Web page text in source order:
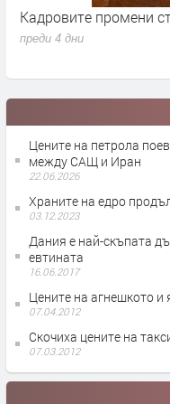
Кадровите промени
преди 4 дни
Цените на петрола
между САЩ и Иран
22.06.2026
Храните на едро
03.12.2023
Дания е най-скъпата
евтината
16.06.2017
Цените на агнешкото и
07.04.2012
Скочиха цените на
07.03.2012